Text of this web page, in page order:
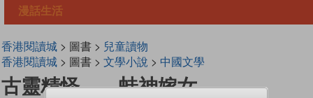
漫話生活
香港閱讀城> 圖書 > 兒童讀物
香港閱讀城> 圖書 > 文學小說 > 中國文學
古靈精怪——蛙神嫁女